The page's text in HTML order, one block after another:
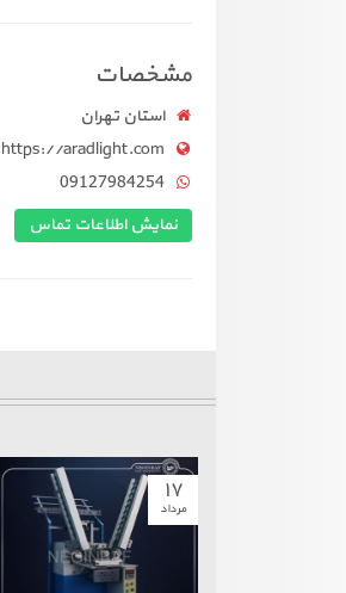
مشخصات
استان تهران
https://aradlight.com
09127984254
نمایش اطلاعات تماس
۱۷
مرداد